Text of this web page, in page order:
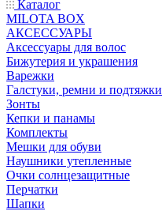
Каталог
MILOTA BOX
АКСЕССУАРЫ
Аксессуары для волос
Бижутерия и украшения
Варежки
Галстуки, ремни и подтяжки
Зонты
Кепки и панамы
Комплекты
Мешки для обуви
Наушники утепленные
Очки солнцезащитные
Перчатки
Шапки